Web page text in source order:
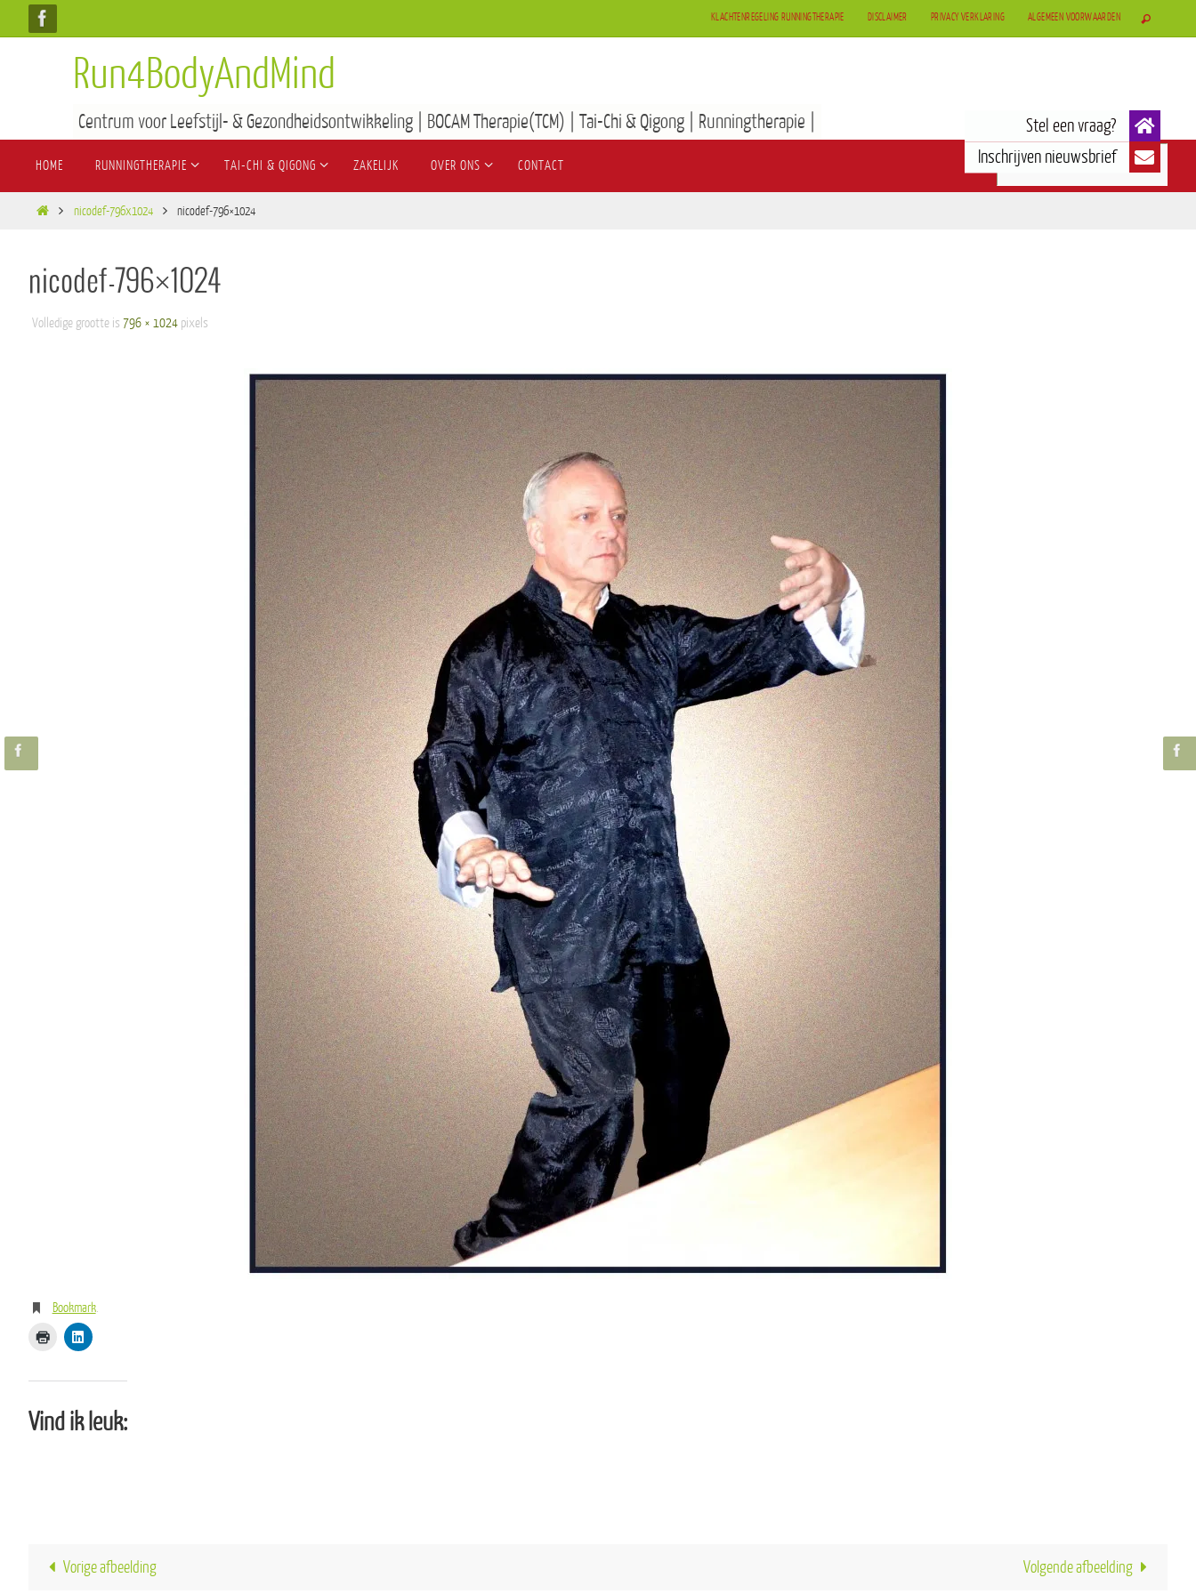
KLACHTENREGELING RUNNINGTHERAPIE DISCLAIMER PRIVACY VERKLARING ALGEMEEN VOORWAARDEN
Run4BodyAndMind
Centrum voor Leefstijl- & Gezondheidsontwikkeling | BOCAM Therapie(TCM) | Tai-Chi & Qigong | Runningtherapie |
HOME RUNNINGTHERAPIE TAI-CHI & QIGONG ZAKELIJK OVER ONS CONTACT
nicodef-796x1024 nicodef-796×1024
nicodef-796×1024
Volledige grootte is 796 × 1024 pixels
Bookmark.
Vind ik leuk:
Vorige afbeelding Volgende afbeelding